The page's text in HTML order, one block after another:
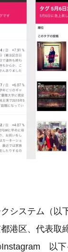
システム（以
港区、代表
以